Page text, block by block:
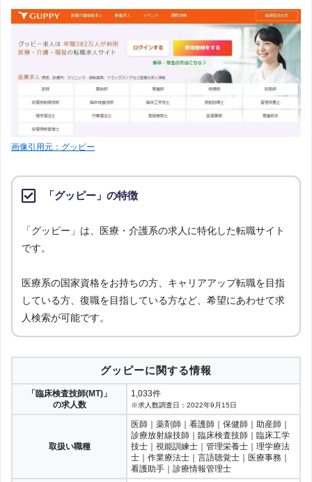
画像引用元：グッピー
「グッピー」の特徴
「グッピー」は、医療・介護系の求人に特化した転職サイト
です。
医療系の国家資格をお持ちの方、キャリアアップ転職を目指
している方、復職を目指している方など、希望にあわせて求
人検索が可能です。
グッピーに関する情報
「臨床検査技師(MT)」
の求人数
1,033件
※求人数調査日：2022年9月15日
取扱い職種
医師｜薬剤師｜看護師｜保健師｜助産師｜
診療放射線技師｜臨床検査技師｜臨床工学
技士｜視能訓練士｜管理栄養士｜理学療法
士｜作業療法士｜言語聴覚士｜医療事務｜
看護助手｜診療情報管理士